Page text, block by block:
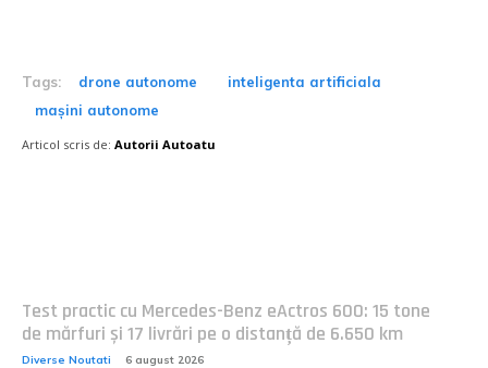
Tags: drone autonome
inteligenta artificiala
mașini autonome
Articol scris de: Autorii Autoatu
Test practic cu Mercedes-Benz eActros 600: 15 tone
de mărfuri și 17 livrări pe o distanță de 6.650 km
Diverse Noutati 6 august 2026